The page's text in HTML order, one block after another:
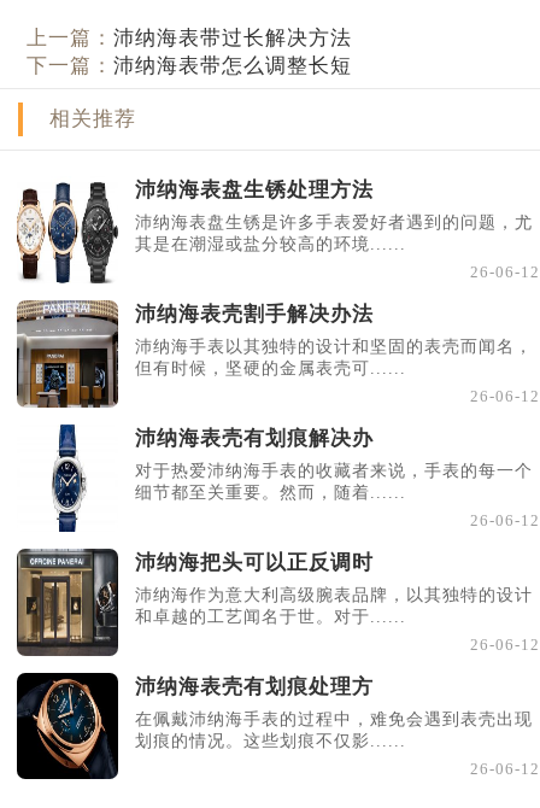
上一篇：沛纳海表带过长解决方法
下一篇：沛纳海表带怎么调整长短
相关推荐
沛纳海表盘生锈处理方法
沛纳海表盘生锈是许多手表爱好者遇到的问题，尤
其是在潮湿或盐分较高的环境......
26-06-12
沛纳海表壳割手解决办法
沛纳海手表以其独特的设计和坚固的表壳而闻名，
但有时候，坚硬的金属表壳可......
26-06-12
沛纳海表壳有划痕解决办
对于热爱沛纳海手表的收藏者来说，手表的每一个
细节都至关重要。然而，随着......
26-06-12
沛纳海把头可以正反调时
沛纳海作为意大利高级腕表品牌，以其独特的设计
和卓越的工艺闻名于世。对于......
26-06-12
沛纳海表壳有划痕处理方
在佩戴沛纳海手表的过程中，难免会遇到表壳出现
划痕的情况。这些划痕不仅影......
26-06-12